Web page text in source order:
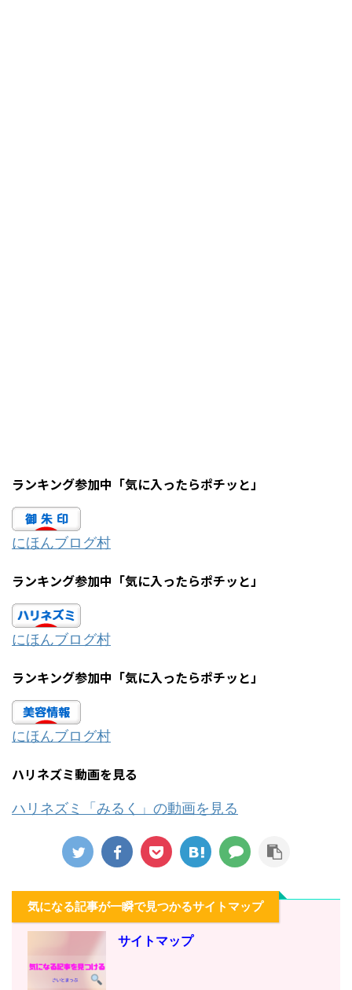
ランキング参加中「気に入ったらポチッと」
にほんブログ村
ランキング参加中「気に入ったらポチッと」
にほんブログ村
ランキング参加中「気に入ったらポチッと」
にほんブログ村
ハリネズミ動画を見る
ハリネズミ「みるく」の動画を見る
気になる記事が一瞬で見つかるサイトマップ
サイトマップ